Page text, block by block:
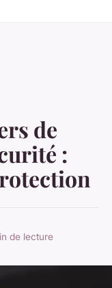
de
:
de lecture